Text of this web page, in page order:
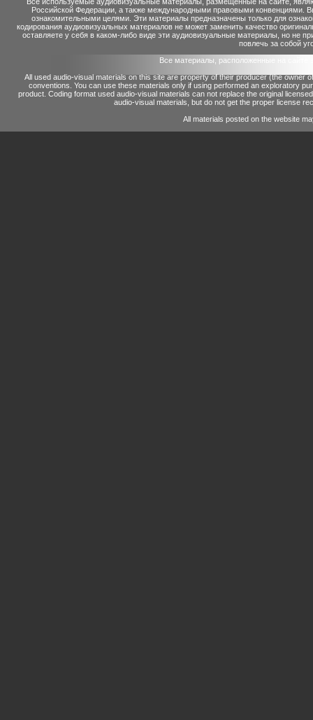
Российской Федерации, а также международными правовыми конвенциями.
ознакомительными целями. Эти материалы предназначены только для
кодирования аудиовизуальных материалов не может заменить качество
оставляете у себя в каком-либо виде эти аудиовизуальные материалы, но не
повлечь за собой
Все материалы, расположенные на сайте
All used audio-visual materials on this site are property of their producer (the owner
conventions. You can use these materials only if using performed an exploratory
product. Coding format used audio-visual materials can not replace the original
audio-visual materials, but do not get the proper license
All materials posted on the website